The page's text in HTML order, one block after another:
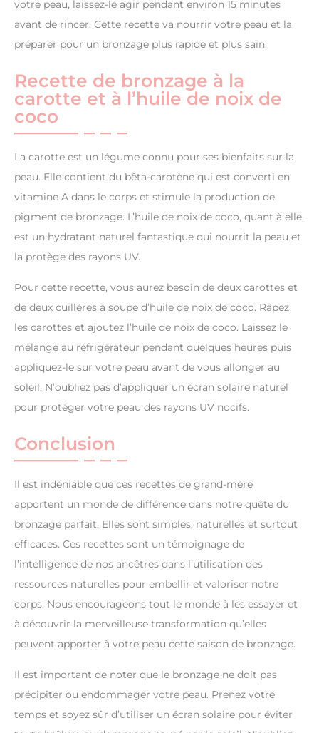
votre peau, laissez-le agir pendant environ 15 minutes
avant de rincer. Cette recette va nourrir votre peau et la
préparer pour un bronzage plus rapide et plus sain.
Recette de bronzage à la
carotte et à l’huile de noix de
coco
La carotte est un légume connu pour ses bienfaits sur la
peau. Elle contient du bêta-carotène qui est converti en
vitamine A dans le corps et stimule la production de
pigment de bronzage. L’huile de noix de coco, quant à elle,
est un hydratant naturel fantastique qui nourrit la peau et
la protège des rayons UV.
Pour cette recette, vous aurez besoin de deux carottes et
de deux cuillères à soupe d’huile de noix de coco. Râpez
les carottes et ajoutez l’huile de noix de coco. Laissez le
mélange au réfrigérateur pendant quelques heures puis
appliquez-le sur votre peau avant de vous allonger au
soleil. N’oubliez pas d’appliquer un écran solaire naturel
pour protéger votre peau des rayons UV nocifs.
Conclusion
Il est indéniable que ces recettes de grand-mère
apportent un monde de différence dans notre quête du
bronzage parfait. Elles sont simples, naturelles et surtout
efficaces. Ces recettes sont un témoignage de
l’intelligence de nos ancêtres dans l’utilisation des
ressources naturelles pour embellir et valoriser notre
corps. Nous encourageons tout le monde à les essayer et
à découvrir la merveilleuse transformation qu’elles
peuvent apporter à votre peau cette saison de bronzage.
Il est important de noter que le bronzage ne doit pas
précipiter ou endommager votre peau. Prenez votre
temps et soyez sûr d’utiliser un écran solaire pour éviter